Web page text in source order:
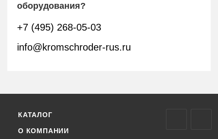
оборудования?
+7 (495) 268-05-03
info@kromschroder-rus.ru
КАТАЛОГ
О КОМПАНИИ